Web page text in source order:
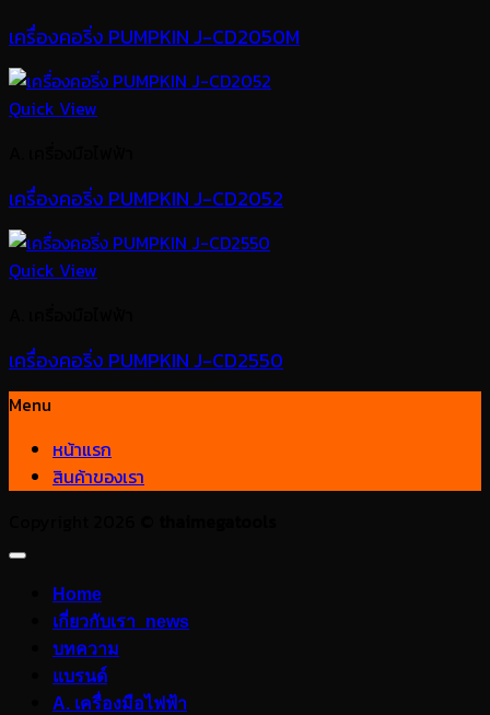
เครื่องคอริ่ง PUMPKIN J-CD2050M
Quick View
เครื่องคอริ่ง PUMPKIN J-CD2052
Quick View
เครื่องคอริ่ง PUMPKIN J-CD2550
Menu
หน้าแรก
สินค้าของเรา
Home
เกี่ยวกับเรา_news
บทความ
แบรนด์
A. เครื่องมือไฟฟ้า